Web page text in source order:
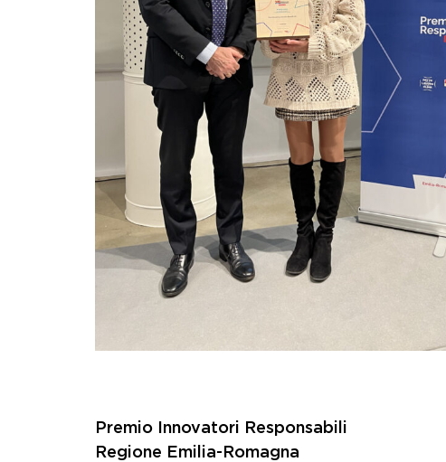
Premio Innovatori Responsabili
Regione Emilia-Romagna